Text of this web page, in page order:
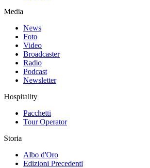
Media
News
Foto
Video
Broadcaster
Radio
Podcast
Newsletter
Hospitality
Pacchetti
Tour Operator
Storia
Albo d'Oro
Edizioni Precedenti